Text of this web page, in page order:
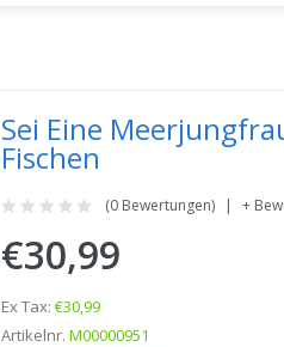
Sei Eine
Fischen
(0 Bewertungen) +
€30,99
Ex Tax: €30,99
Artikelnr. M00000951